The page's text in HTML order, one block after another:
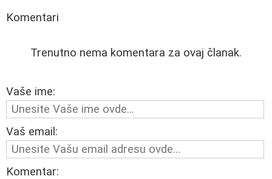
Komentari
Trenutno nema komentara za ovaj članak.
Vaše ime:
Vaš email:
Komentar: